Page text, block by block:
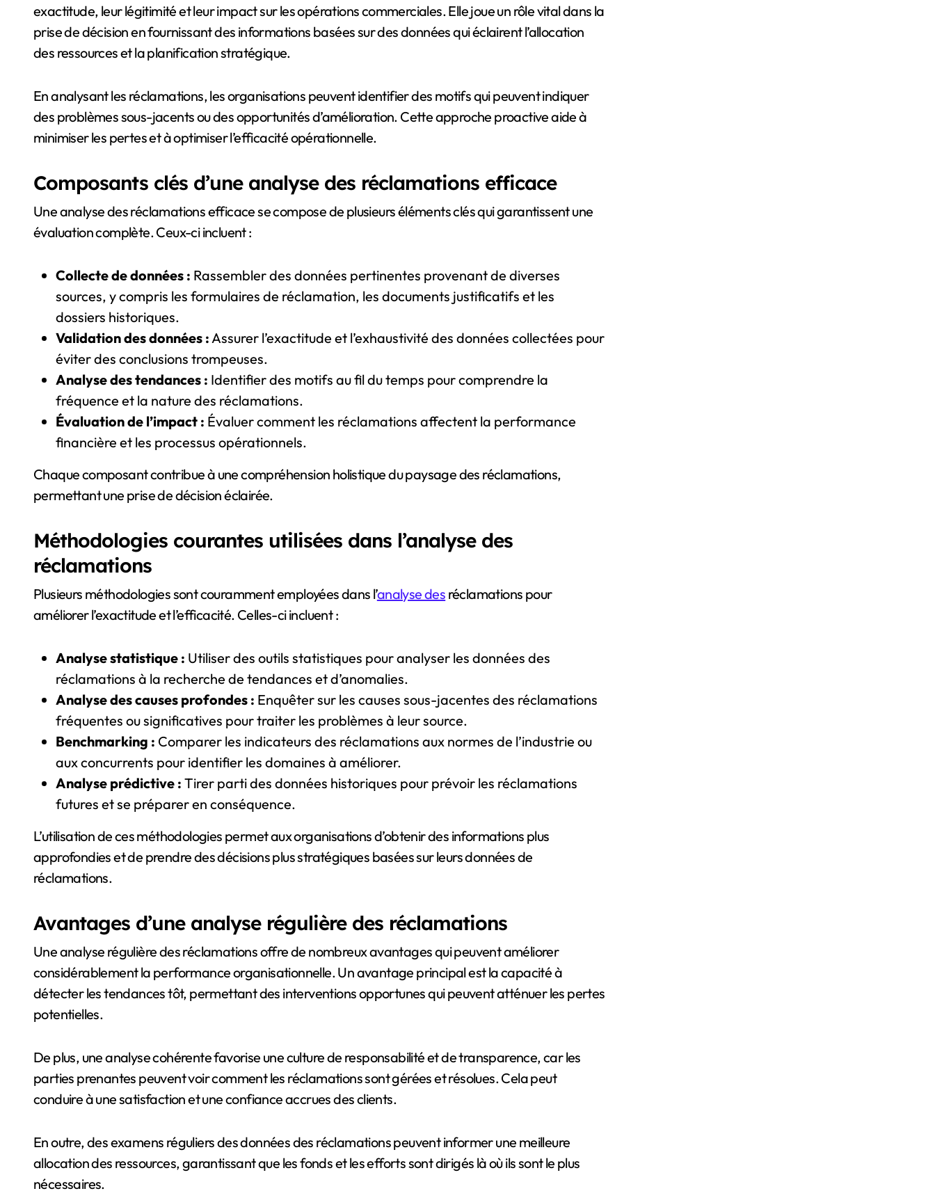
exactitude, leur légitimité et leur impact sur les opérations commerciales. Elle joue un rôle vital dans la
prise de décision en fournissant des informations basées sur des données qui éclairent l’allocation
des ressources et la planification stratégique.
En analysant les réclamations, les organisations peuvent identifier des motifs qui peuvent indiquer
des problèmes sous-jacents ou des opportunités d’amélioration. Cette approche proactive aide à
minimiser les pertes et à optimiser l’efficacité opérationnelle.
Composants clés d’une analyse des réclamations efficace
Une analyse des réclamations efficace se compose de plusieurs éléments clés qui garantissent une
évaluation complète. Ceux-ci incluent :
Collecte de données : Rassembler des données pertinentes provenant de diverses
sources, y compris les formulaires de réclamation, les documents justificatifs et les
dossiers historiques.
Validation des données : Assurer l’exactitude et l’exhaustivité des données collectées pour
éviter des conclusions trompeuses.
Analyse des tendances : Identifier des motifs au fil du temps pour comprendre la
fréquence et la nature des réclamations.
Évaluation de l’impact : Évaluer comment les réclamations affectent la performance
financière et les processus opérationnels.
Chaque composant contribue à une compréhension holistique du paysage des réclamations,
permettant une prise de décision éclairée.
Méthodologies courantes utilisées dans l’analyse des
réclamations
Plusieurs méthodologies sont couramment employées dans l’analyse des réclamations pour
améliorer l’exactitude et l’efficacité. Celles-ci incluent :
Analyse statistique : Utiliser des outils statistiques pour analyser les données des
réclamations à la recherche de tendances et d’anomalies.
Analyse des causes profondes : Enquêter sur les causes sous-jacentes des réclamations
fréquentes ou significatives pour traiter les problèmes à leur source.
Benchmarking : Comparer les indicateurs des réclamations aux normes de l’industrie ou
aux concurrents pour identifier les domaines à améliorer.
Analyse prédictive : Tirer parti des données historiques pour prévoir les réclamations
futures et se préparer en conséquence.
L’utilisation de ces méthodologies permet aux organisations d’obtenir des informations plus
approfondies et de prendre des décisions plus stratégiques basées sur leurs données de
réclamations.
Avantages d’une analyse régulière des réclamations
Une analyse régulière des réclamations offre de nombreux avantages qui peuvent améliorer
considérablement la performance organisationnelle. Un avantage principal est la capacité à
détecter les tendances tôt, permettant des interventions opportunes qui peuvent atténuer les pertes
potentielles.
De plus, une analyse cohérente favorise une culture de responsabilité et de transparence, car les
parties prenantes peuvent voir comment les réclamations sont gérées et résolues. Cela peut
conduire à une satisfaction et une confiance accrues des clients.
En outre, des examens réguliers des données des réclamations peuvent informer une meilleure
allocation des ressources, garantissant que les fonds et les efforts sont dirigés là où ils sont le plus
nécessaires.